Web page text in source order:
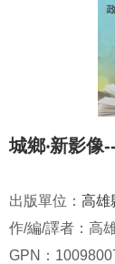
城鄉‧新影像
出版單位： 高雄
作/編/譯者：高
GPN：